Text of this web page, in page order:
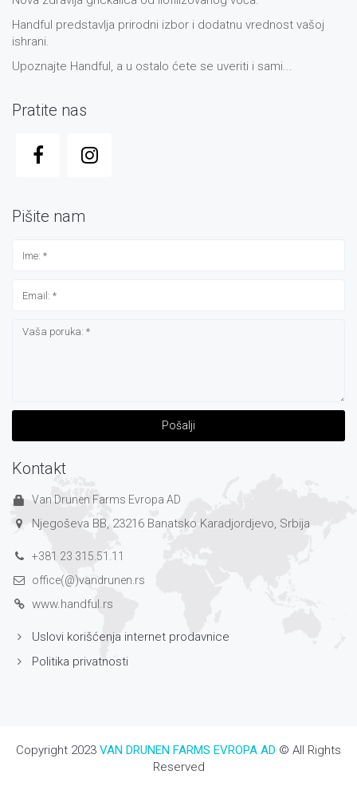
Handful predstavlja prirodni izbor i dodatnu vrednost vašoj
ishrani.
Upoznajte Handful, a u ostalo ćete se uveriti i sami...
Pratite nas
Pišite nam
Pošalji
Kontakt
Van Drunen Farms Evropa AD
Njegoševa BB, 23216 Banatsko Karadjordjevo, Srbija
+381 23 315.51.11
office(@)vandrunen.rs
www.handful.rs
Uslovi korišćenja internet prodavnice
Politika privatnosti
Copyright 2023 VAN DRUNEN FARMS EVROPA AD © All Rights
Reserved